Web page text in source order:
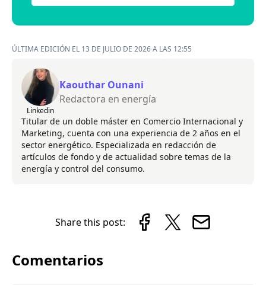
ÚLTIMA EDICIÓN EL 13 DE JULIO DE 2026 A LAS 12:55
Linkedin
Kaouthar Ounani
Redactora en energía
Titular de un doble máster en Comercio Internacional y
Marketing, cuenta con una experiencia de 2 años en el
sector energético. Especializada en redacción de
artículos de fondo y de actualidad sobre temas de la
energía y control del consumo.
Share this post:
Comentarios